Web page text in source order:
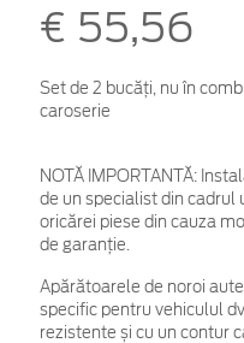
€ 55,56
Set de 2 bucăţi, nu în
caroserie
NOTĂ IMPORTANTĂ:
de un specialist din cadrul
oricărei piese din cauza
de garanţie.
Apărătoarele de noroi
specific pentru vehiculul
rezistente și cu un contur